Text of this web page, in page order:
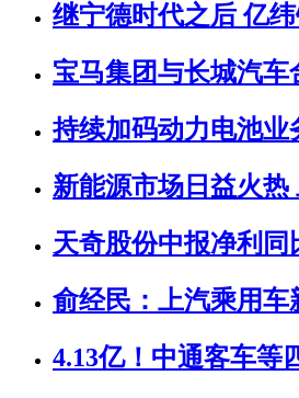
继宁德时代之后 亿
宝马集团与长城汽车
持续加码动力电池业
新能源市场日益火热
天奇股份中报净利同
俞经民：上汽乘用车
4.13亿！中通客车等